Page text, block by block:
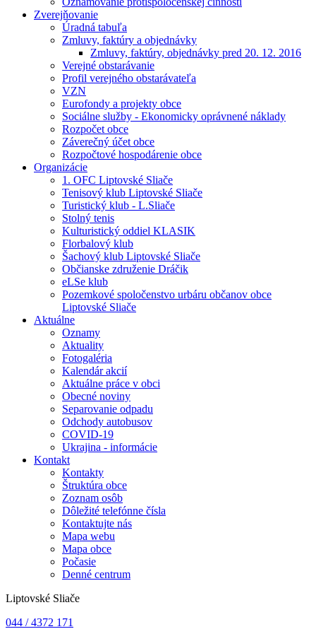
Zverejňovanie
Úradná tabuľa
Zmluvy, faktúry a objednávky
Zmluvy, faktúry, objednávky pred 20. 12. 2016
Verejné obstarávanie
Profil verejného obstarávateľa
VZN
Eurofondy a projekty obce
Sociálne služby - Ekonomicky oprávnené náklady
Rozpočet obce
Záverečný účet obce
Rozpočtové hospodárenie obce
Organizácie
1. OFC Liptovské Sliače
Tenisový klub Liptovské Sliače
Turistický klub - L.Sliače
Stolný tenis
Kulturistický oddiel KLASIK
Florbalový klub
Šachový klub Liptovské Sliače
Občianske združenie Dráčik
eLSe klub
Pozemkové spoločenstvo urbáru občanov obce
Liptovské Sliače
Aktuálne
Oznamy
Aktuality
Fotogaléria
Kalendár akcií
Aktuálne práce v obci
Obecné noviny
Separovanie odpadu
Odchody autobusov
COVID-19
Ukrajina - informácie
Kontakt
Kontakty
Štruktúra obce
Zoznam osôb
Dôležité telefónne čísla
Kontaktujte nás
Mapa webu
Mapa obce
Počasie
Denné centrum
Liptovské Sliače
044 / 4372 171